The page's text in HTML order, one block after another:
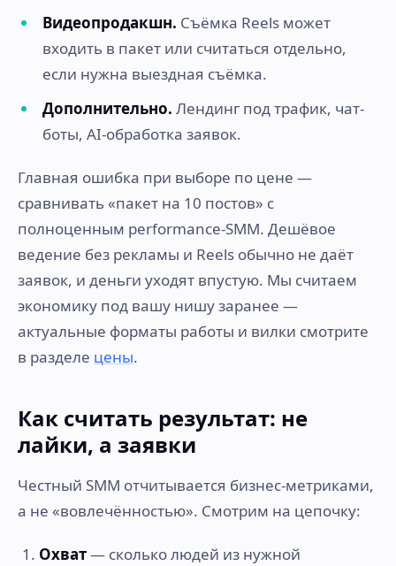
Видеопродакшн. Съёмка Reels может
входить в пакет или считаться отдельно,
если нужна выездная съёмка.
Дополнительно. Лендинг под трафик, чат-
боты, AI-обработка заявок.
Главная ошибка при выборе по цене —
сравнивать «пакет на 10 постов» с
полноценным performance-SMM. Дешёвое
ведение без рекламы и Reels обычно не даёт
заявок, и деньги уходят впустую. Мы считаем
экономику под вашу нишу заранее —
актуальные форматы работы и вилки смотрите
в разделе цены.
Как считать результат: не
лайки, а заявки
Честный SMM отчитывается бизнес-метриками,
а не «вовлечённостью». Смотрим на цепочку:
Охват— сколько людей из нужной